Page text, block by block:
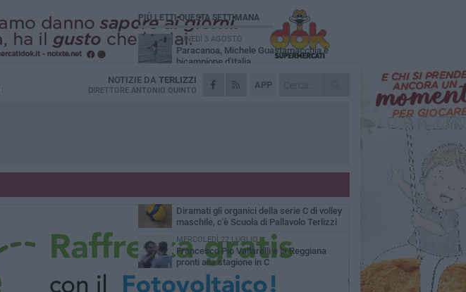
APP
NOTIZIE DA TERLIZZI
DIRETTORE ANTONIO QUINTO
PIÙ LETTI QUESTA SETTIMANA
LUNEDÌ 3 AGOSTO
Paracanoa, Michele Guastamacchia è
bicampione d'Italia
DOMENICA 2 AGOSTO
Serie D femminile, ecco gli organici:
Serie C maschile, Scuola di Pallavolo
SABATO 1 AGOSTO
Diramati gli organici della serie C di volley
maschile, c'è Scuola di Pallavolo Terlizzi
MERCOLEDÌ 22 LUGLIO
Francesco Pio Vallarelli e la Reggiana
pronti alla stagione in C